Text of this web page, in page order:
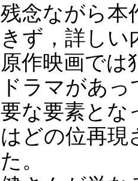
残念ながら本
きず，詳し
原作映画では
ドラマがあ
要な要素とな
はどの位再現
た。